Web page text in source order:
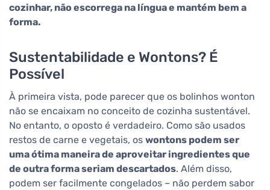
cozinhar, não escorrega na língua e mantém bem a
forma.
Sustentabilidade e Wontons? É
Possível
À primeira vista, pode parecer que os bolinhos wonton
não se encaixam no conceito de cozinha sustentável.
No entanto, o oposto é verdadeiro. Como são usados
restos de carne e vegetais, os wontons podem ser
uma ótima maneira de aproveitar ingredientes que
de outra forma seriam descartados. Além disso,
podem ser facilmente congelados – não perdem sabor